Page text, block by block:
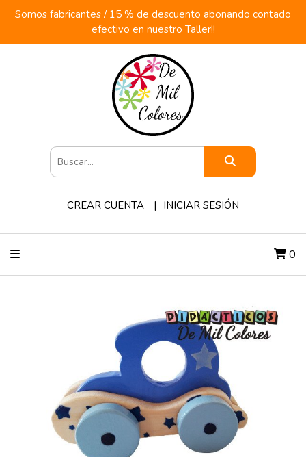
Somos fabricantes / 15 % de descuento abonando contado
efectivo en nuestro Taller!!
CREAR CUENTA INICIAR SESIÓN
0